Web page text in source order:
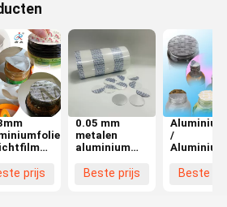
prijs
0.05 mm
metalen
aluminium
voor
Beste prijs
/
met
Beste